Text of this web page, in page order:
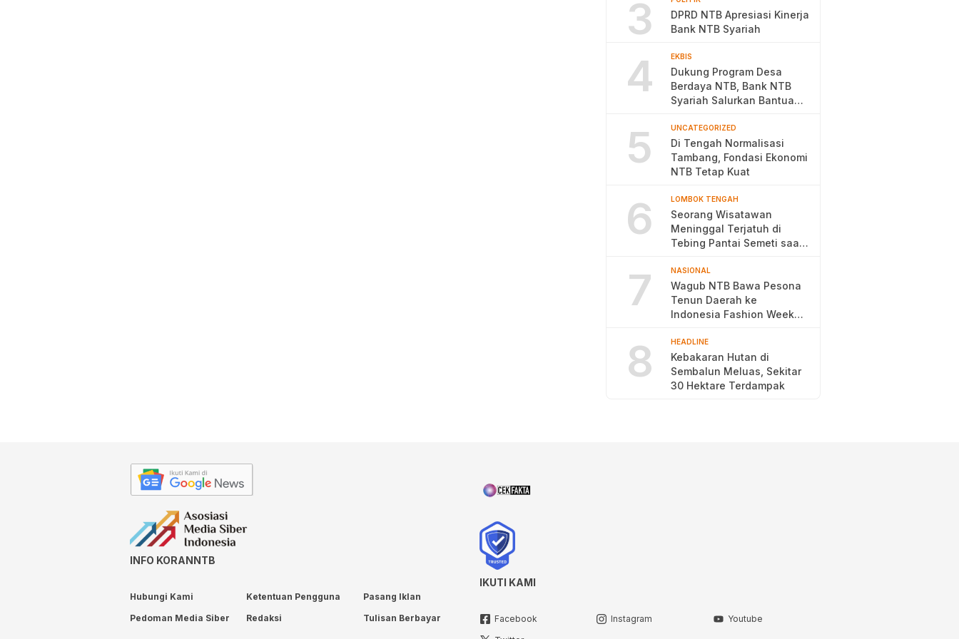
3
DPRD NTB Apresiasi Kinerja
Bank NTB Syariah
4 EKBIS
Dukung Program Desa
Berdaya NTB, Bank NTB
Syariah Salurkan Bantuan
5 UNCATEGORIZED
Di Tengah Normalisasi
Tambang, Fondasi Ekonomi
NTB Tetap Kuat
6 LOMBOK TENGAH
Seorang Wisatawan
Meninggal Terjatuh di
Tebing Pantai Semeti saat
7 NASIONAL
Wagub NTB Bawa Pesona
Tenun Daerah ke
Indonesia Fashion Week
8 HEADLINE
Kebakaran Hutan di
Sembalun Meluas, Sekitar
30 Hektare Terdampak
INFO KORANNTB
Hubungi Kami Ketentuan Pengguna
Pasang Iklan
Pedoman Media Siber
Redaksi Tulisan Berbayar
IKUTI KAMI
Facebook Instagram
Youtube